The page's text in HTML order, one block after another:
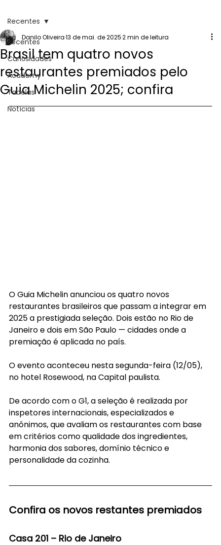
Recentes
Curiosidades
Academy
Tabelas
Notícias
Recentes
Brasil tem quatro novos
restaurantes premiados pelo
Guia Michelin 2025; confira
Danilo Oliveira13 de mai. de 20252 min de leitura
O Guia Michelin anunciou os quatro novos
restaurantes brasileiros que passam a integrar em
2025 a prestigiada seleção. Dois estão no Rio de
Janeiro e dois em São Paulo — cidades onde a
premiação é aplicada no país.
O evento aconteceu nesta segunda-feira (12/05),
no hotel Rosewood, na Capital paulista.
De acordo com o G1, a seleção é realizada por
inspetores internacionais, especializados e
anônimos, que avaliam os restaurantes com base
em critérios como qualidade dos ingredientes,
harmonia dos sabores, domínio técnico e
personalidade da cozinha.
Confira os novos restantes premiados
Casa 201 – Rio de Janeiro